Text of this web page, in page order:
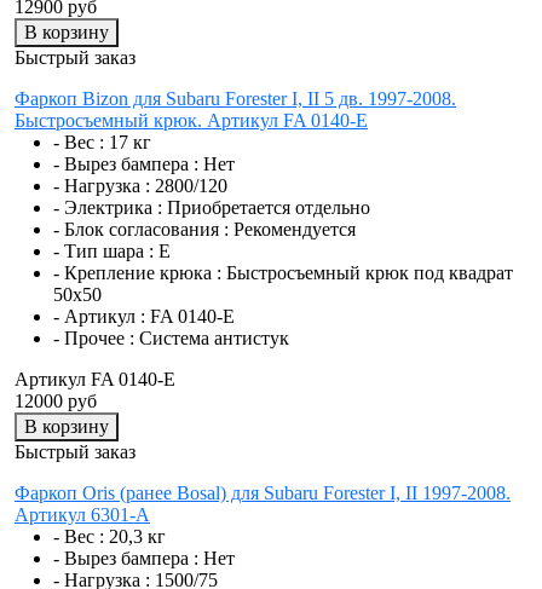
12900 руб
В корзину
Быстрый заказ
Фаркоп Bizon для Subaru Forester I, II 5 дв. 1997-2008.
Быстросъемный крюк. Артикул FA 0140-E
- Вес : 17 кг
- Вырез бампера : Нет
- Нагрузка : 2800/120
- Электрика : Приобретается отдельно
- Блок согласования : Рекомендуется
- Тип шара : E
- Крепление крюка : Быстросъемный крюк под квадрат
50х50
- Артикул : FA 0140-E
- Прочее : Система антистук
Артикул FA 0140-E
12000 руб
В корзину
Быстрый заказ
Фаркоп Oris (ранее Bosal) для Subaru Forester I, II 1997-2008.
Артикул 6301-A
- Вес : 20,3 кг
- Вырез бампера : Нет
- Нагрузка : 1500/75